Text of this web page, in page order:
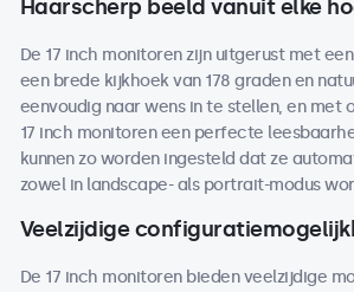
Haarscherp beeld vanuit elke
De 17 inch monitoren zijn uitgerust met
een brede kijkhoek van 178 graden en
eenvoudig naar wens in te stellen, en
17 inch monitoren een perfecte
kunnen zo worden ingesteld dat ze
zowel in landscape- als portrait-modus
Veelzijdige
De 17 inch monitoren bieden veelzijdige